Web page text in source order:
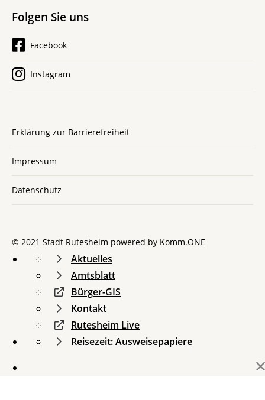
Folgen Sie uns
Facebook
Instagram
Erklärung zur Barrierefreiheit
Impressum
Datenschutz
© 2021 Stadt Rutesheim powered by Komm.ONE
Aktuelles
Amtsblatt
Bürger-GIS
Kontakt
Rutesheim Live
Reisezeit: Ausweisepapiere